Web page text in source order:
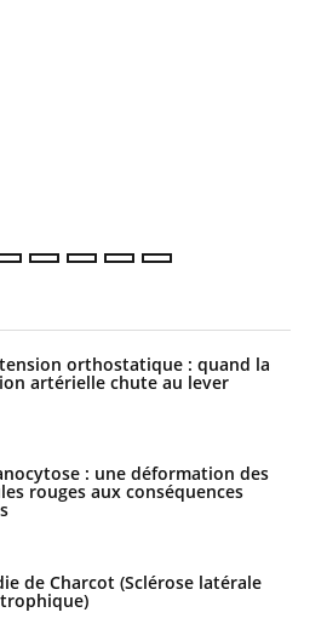
orthostatique : quand la
artérielle chute au lever
: une déformation des
rouges aux conséquences
de Charcot (Sclérose latérale